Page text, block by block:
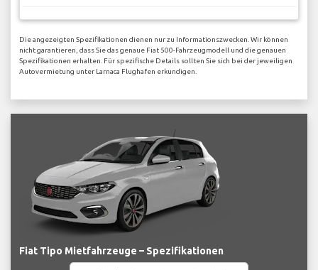
Die angezeigten Spezifikationen dienen nur zu Informationszwecken. Wir können
nicht garantieren, dass Sie das genaue Fiat 500-Fahrzeugmodell und die genauen
Spezifikationen erhalten. Für spezifische Details sollten Sie sich bei der jeweiligen
Autovermietung unter Larnaca Flughafen erkundigen.
Fiat Tipo Mietfahrzeuge – Spezifikationen